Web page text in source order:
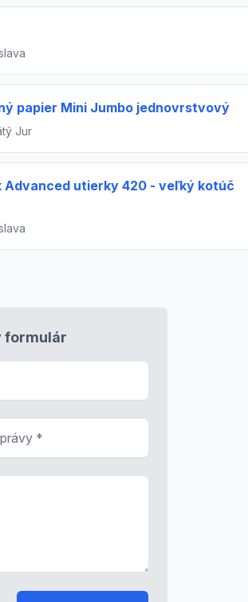
papier Mini Jumbo jednovrstvový
Jur
Advanced utierky 420 - veľký kotúč
formulár